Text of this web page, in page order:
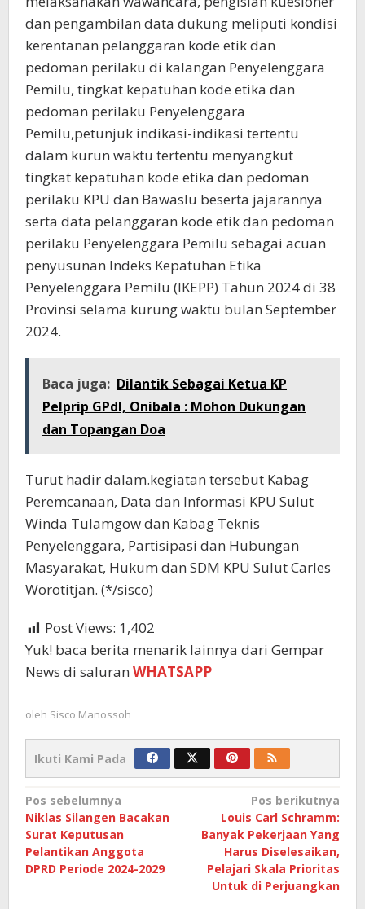
dan pengambilan data dukung meliputi kondisi
kerentanan pelanggaran kode etik dan
pedoman perilaku di kalangan Penyelenggara
Pemilu, tingkat kepatuhan kode etika dan
pedoman perilaku Penyelenggara
Pemilu,petunjuk indikasi-indikasi tertentu
dalam kurun waktu tertentu menyangkut
tingkat kepatuhan kode etika dan pedoman
perilaku KPU dan Bawaslu beserta jajarannya
serta data pelanggaran kode etik dan pedoman
perilaku Penyelenggara Pemilu sebagai acuan
penyusunan Indeks Kepatuhan Etika
Penyelenggara Pemilu (IKEPP) Tahun 2024 di 38
Provinsi selama kurung waktu bulan September
2024.
Baca juga: Dilantik Sebagai Ketua KP
Pelprip GPdI, Onibala : Mohon Dukungan
dan Topangan Doa
Turut hadir dalam.kegiatan tersebut Kabag
Peremcanaan, Data dan Informasi KPU Sulut
Winda Tulamgow dan Kabag Teknis
Penyelenggara, Partisipasi dan Hubungan
Masyarakat, Hukum dan SDM KPU Sulut Carles
Worotitjan. (*/sisco)
Post Views: 1,402
Yuk! baca berita menarik lainnya dari Gempar
News di saluran WHATSAPP
oleh Sisco Manossoh
Ikuti Kami Pada
Navigasi
pos
Pos sebelumnya
Niklas Silangen Bacakan
Surat Keputusan
Pelantikan Anggota
DPRD Periode 2024-2029
Pos berikutnya
Louis Carl Schramm:
Banyak Pekerjaan Yang
Harus Diselesaikan,
Pelajari Skala Prioritas
Untuk di Perjuangkan